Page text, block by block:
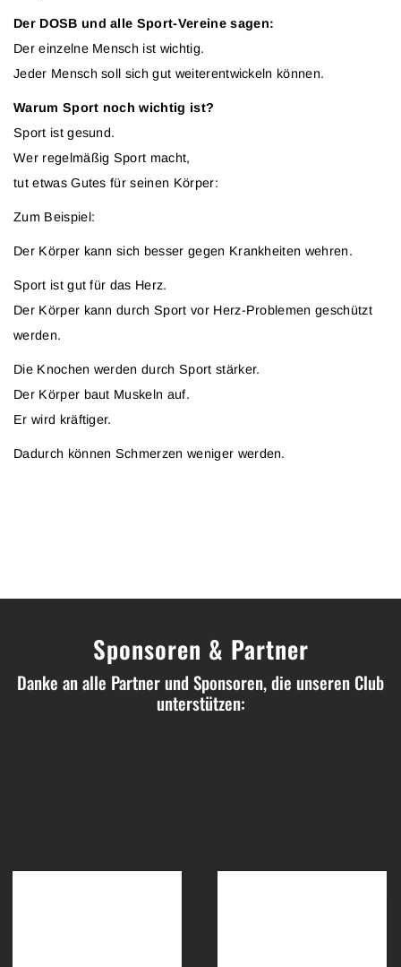
Der DOSB und alle Sport-Vereine sagen:
Der einzelne Mensch ist wichtig.
Jeder Mensch soll sich gut weiterentwickeln können.
Warum Sport noch wichtig ist?
Sport ist gesund.
Wer regelmäßig Sport macht,
tut etwas Gutes für seinen Körper:
Zum Beispiel:
Der Körper kann sich besser gegen Krankheiten wehren.
Sport ist gut für das Herz.
Der Körper kann durch Sport vor Herz-Problemen geschützt
werden.
Die Knochen werden durch Sport stärker.
Der Körper baut Muskeln auf.
Er wird kräftiger.
Dadurch können Schmerzen weniger werden.
Sponsoren & Partner
Danke an alle Partner und Sponsoren, die unseren Club
unterstützen: